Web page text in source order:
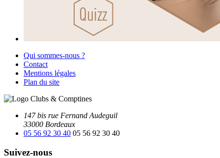
Qui sommes-nous ?
Contact
Mentions légales
Plan du site
147 bis rue Fernand Audeguil
33000 Bordeaux
05 56 92 30 40 05 56 92 30 40
Suivez-nous